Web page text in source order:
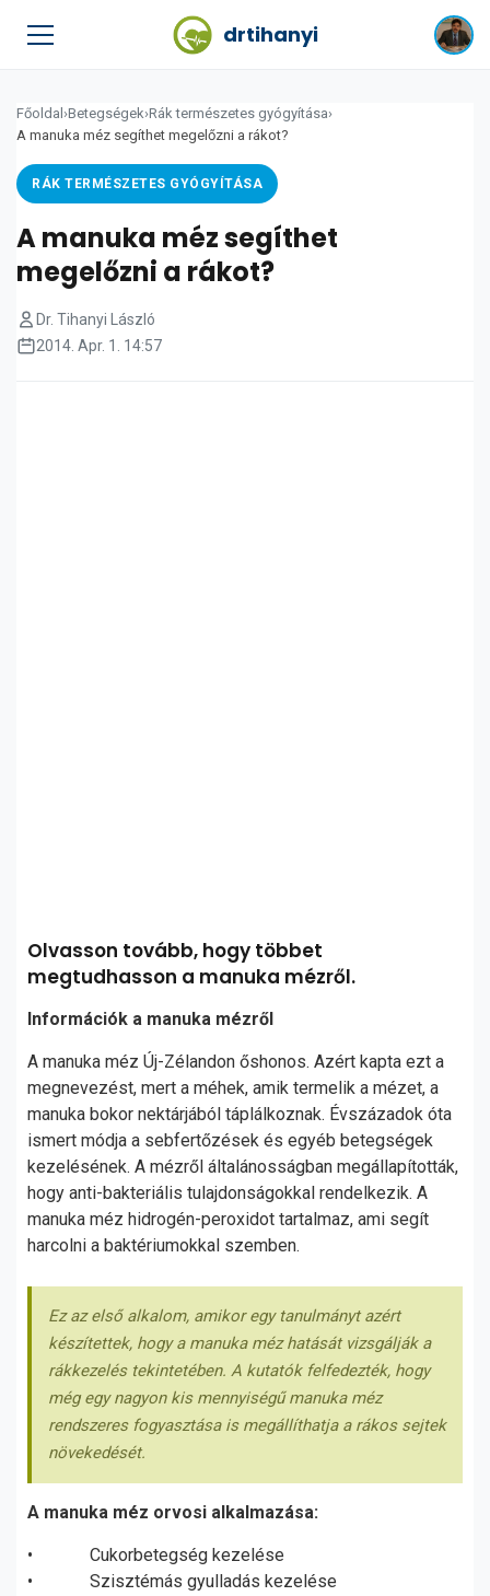
drtihanyi
Főoldal ›Betegségek›Rák természetes gyógyítása›
A manuka méz segíthet megelőzni a rákot?
RÁK TERMÉSZETES GYÓGYÍTÁSA
A manuka méz segíthet
megelőzni a rákot?
Dr. Tihanyi László
2014. Apr. 1. 14:57
Olvasson tovább, hogy többet
megtudhasson a manuka mézről.
Információk a manuka mézről
A manuka méz Új-Zélandon őshonos. Azért kapta ezt a
megnevezést, mert a méhek, amik termelik a mézet, a
manuka bokor nektárjából táplálkoznak. Évszázadok óta
ismert módja a sebfertőzések és egyéb betegségek
kezelésének. A mézről általánosságban megállapították,
hogy anti-bakteriális tulajdonságokkal rendelkezik. A
manuka méz hidrogén-peroxidot tartalmaz, ami segít
harcolni a baktériumokkal szemben.
Ez az első alkalom, amikor egy tanulmányt azért
készítettek, hogy a manuka méz hatását vizsgálják a
rákkezelés tekintetében. A kutatók felfedezték, hogy
még egy nagyon kis mennyiségű manuka méz
rendszeres fogyasztása is megállíthatja a rákos sejtek
növekedését.
A manuka méz orvosi alkalmazása:
• Cukorbetegség kezelése
• Szisztémás gyulladás kezelése